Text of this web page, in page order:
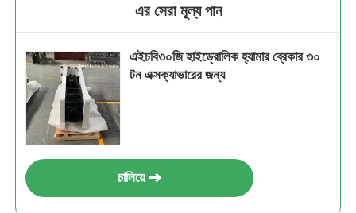
এর সেরা মূল্য পান
এইচবি৩০জি হাইড্রোলিক হ্যামার ব্রেকার ৩০
টন এক্সক্যাভারের জন্য
চালিয়ে